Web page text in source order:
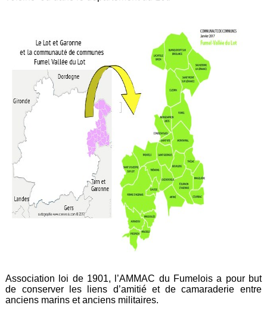
Association loi de 1901, l’AMMAC du Fumelois a pour but
de conserver les liens d’amitié et de camaraderie entre
anciens marins et anciens militaires.